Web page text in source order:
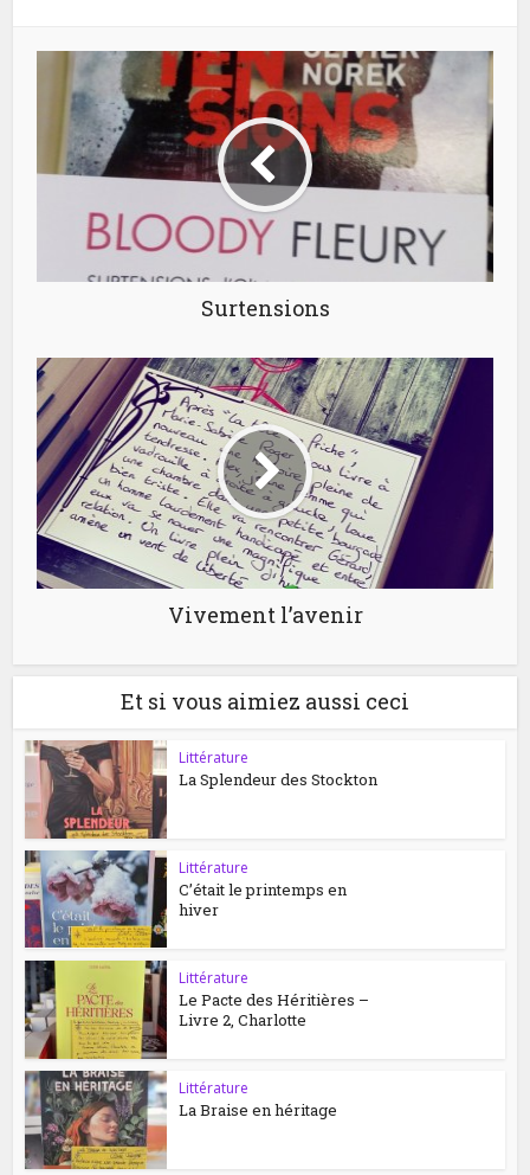
Surtensions
Vivement l’avenir
Et si vous aimiez aussi ceci
Littérature
La Splendeur des Stockton
Littérature
C’était le printemps en
hiver
Littérature
Le Pacte des Héritières –
Livre 2, Charlotte
Littérature
La Braise en héritage